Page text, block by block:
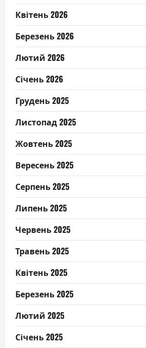
Квітень 2026
Березень 2026
Лютий 2026
Січень 2026
Грудень 2025
Листопад 2025
Жовтень 2025
Вересень 2025
Серпень 2025
Липень 2025
Червень 2025
Травень 2025
Квітень 2025
Березень 2025
Лютий 2025
Січень 2025